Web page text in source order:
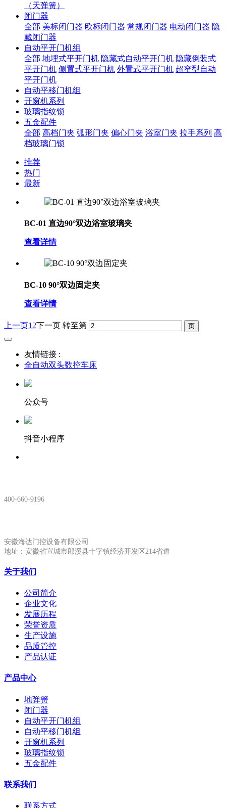
（天弹簧）
闭门器
全部 美标闭门器 欧标闭门器 常规闭门器 电动闭门器 隐
藏闭门器
自动平开门机组
全部 地埋式平开门机 隐藏式自动平开门机 隐藏倒装式
平开门机 侧置式平开门机 外置式平开门机 超窄型自动
平开门机
自动平移门机组
开窗机系列
玻璃指纹锁
五金配件
全部 高档门夹 弧形门夹 偏心门夹 浴室门夹 拉手系列 高
档玻璃门锁
推荐
热门
最新
BC-01 直边90°双边浴室玻璃夹
查看详情
BC-10 90°双边固定夹
查看详情
上一页1 2下一页 转至第
友情链接 :
全自动双头数控车床
公众号
抖音小程序
400-660-9196
安徽海达门控设备有限公司
地址：安徽省宣城市郎溪县十字镇经济开发区214省道
关于我们
公司简介
企业文化
发展历程
荣誉资质
生产设施
品质管控
产品认证
产品中心
地弹簧
闭门器
自动平开门机组
自动平移门机组
开窗机系列
玻璃指纹锁
五金配件
联系我们
联系方式